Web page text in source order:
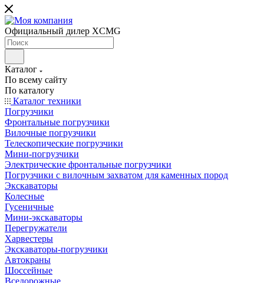
Официальный дилер XCMG
Каталог
По всему сайту
По каталогу
Каталог техники
Погрузчики
Фронтальные погрузчики
Вилочные погрузчики
Телескопические погрузчики
Мини-погрузчики
Электрические фронтальные погрузчики
Погрузчики с вилочным захватом для каменных пород
Экскаваторы
Колесные
Гусеничные
Мини-экскаваторы
Перегружатели
Харвестеры
Экскаваторы-погрузчики
Автокраны
Шоссейные
Вседорожные